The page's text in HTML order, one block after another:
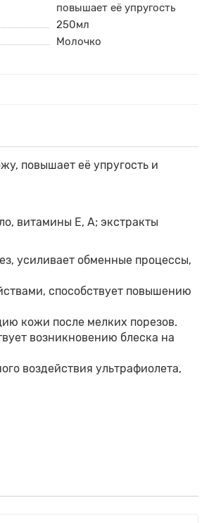
повышает её упругость
250мл
Молочко
повышает её упругость и
витамины Е, А; экстракты
усиливает обменные процессы,
способствует повышению
кожи после мелких порезов.
возникновению блеска на
воздействия ультрафиолета,